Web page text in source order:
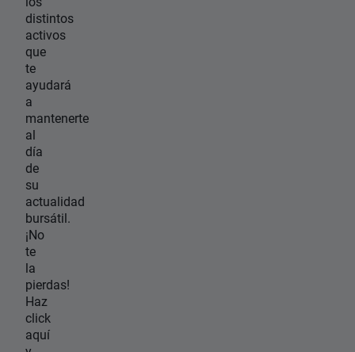
distintos
activos
que
te
ayudará
a
mantenerte
al
día
de
su
actualidad
bursátil.
¡No
te
la
pierdas!
Haz
click
aquí